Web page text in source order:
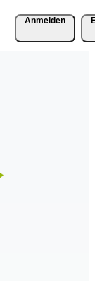
Anmelden